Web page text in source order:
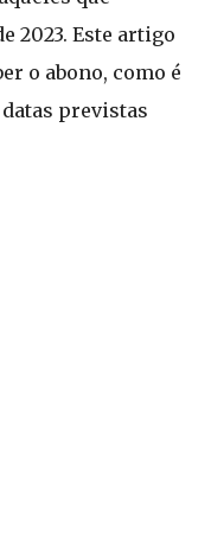
2023. Este artigo
o abono, como é
previstas